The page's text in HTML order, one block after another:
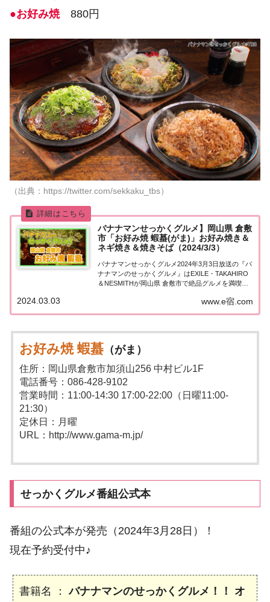
●お好み焼880円
（出典：https://twitter.com/sekkaku_tbs）
バナナマンせっかくグルメ】岡山県 倉敷
市「お好み焼 蝦蟇(がま)」お好み焼き＆
ネギ焼き＆焼きそば（2024/3/3）
バナナマンせっかくグルメ2024年3月3日放送の『バ
ナナマンのせっかくグルメ』はEXILE・TAKAHIRO
＆NESMITHが岡山県 倉敷市で絶品グルメを満喫！
蝦蟇」についてまとめました。詳しくはこちら！岡
山県 倉敷市「お好み焼 蝦...
www.e宿.com
2024.03.03
お好み焼 蝦蟇 （がま）
住所：岡山県倉敷市加須山256 中村ビル1F
電話番号：086-428-9102
営業時間：11:00-14:30 17:00-22:00（日曜11:00-
21:30）
定休日：月曜
URL：http://www.gama-m.jp/
せっかくグルメ番組公式本
番組の公式本が発売（2024年3月28日）！
現在予約受付中♪
書籍名 ：バナナマンのせっかくグルメ！！ オ